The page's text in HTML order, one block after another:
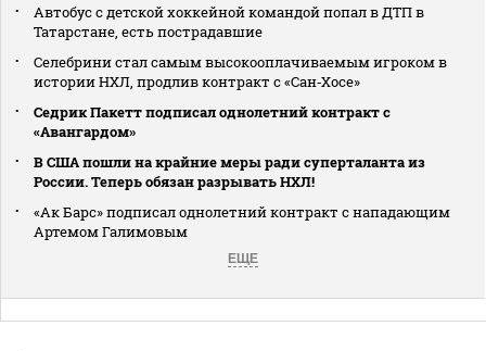
Автобус с детской хоккейной командой попал в ДТП в
Татарстане, есть пострадавшие
Селебрини стал самым высокооплачиваемым игроком в
истории НХЛ, продлив контракт с «Сан‑Хосе»
Седрик Пакетт подписал однолетний контракт с
«Авангардом»
В США пошли на крайние меры ради суперталанта из
России. Теперь обязан разрывать НХЛ!
«Ак Барс» подписал однолетний контракт с нападающим
Артемом Галимовым
ЕЩЕ